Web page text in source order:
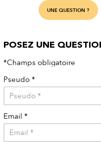
UNE QUESTION ?
POSEZ UNE
*Champs obligatoire
Pseudo *
Email *